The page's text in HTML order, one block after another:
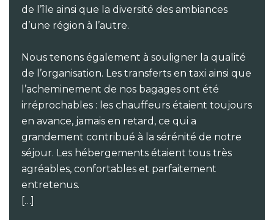
de l’île ainsi que la diversité des ambiances
d’une région à l’autre.
Nous tenons également à souligner la qualité
de l’organisation. Les transferts en taxi ainsi que
l’acheminement de nos bagages ont été
irréprochables : les chauffeurs étaient toujours
en avance, jamais en retard, ce qui a
grandement contribué à la sérénité de notre
séjour. Les hébergements étaient tous très
agréables, confortables et parfaitement
entretenus.
[…]